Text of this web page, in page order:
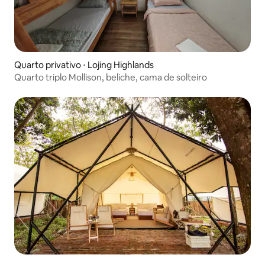
Quarto privativo ⋅ Lojing Highlands
Quarto triplo Mollison, beliche, cama de solteiro